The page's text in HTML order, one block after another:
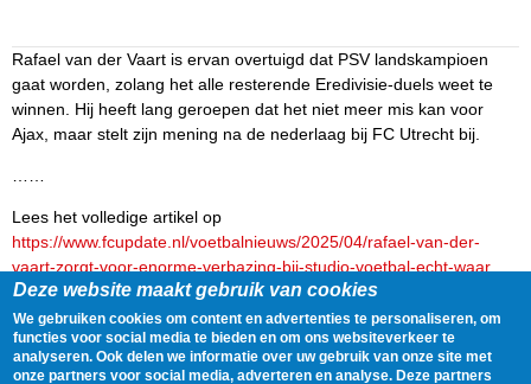
Rafael van der Vaart is ervan overtuigd dat PSV landskampioen
gaat worden, zolang het alle resterende Eredivisie-duels weet te
winnen. Hij heeft lang geroepen dat het niet meer mis kan voor
Ajax, maar stelt zijn mening na de nederlaag bij FC Utrecht bij.
Lees het volledige artikel op
https://www.fcupdate.nl/voetbalnieuws/2025/04/rafael-van-der-
vaart-zorgt-voor-enorme-verbazing-bij-studio-voetbal-echt-waar
Delen 20 April, 2025 - 23:30
Gegevens
Deze website maakt gebruik van cookies
We gebruiken cookies om content en advertenties te personaliseren, om
functies voor social media te bieden en om ons websiteverkeer te
analyseren. Ook delen we informatie over uw gebruik van onze site met
onze partners voor social media, adverteren en analyse. Deze partners